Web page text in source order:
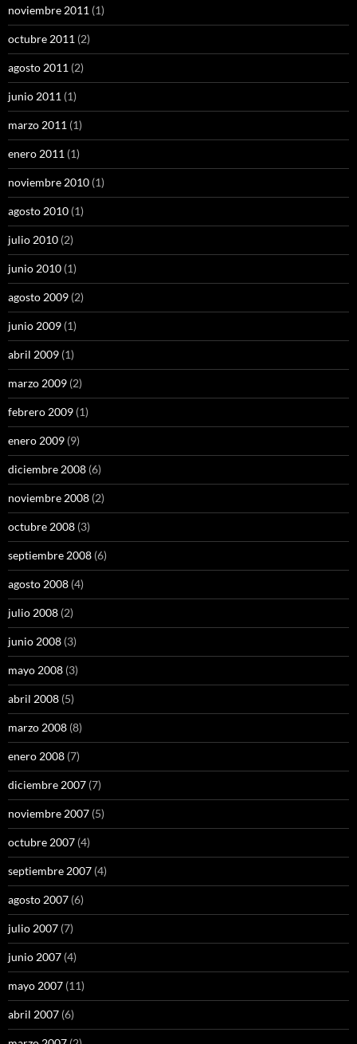
noviembre 2011 (1)
octubre 2011 (2)
agosto 2011 (2)
junio 2011 (1)
marzo 2011 (1)
enero 2011 (1)
noviembre 2010 (1)
agosto 2010 (1)
julio 2010 (2)
junio 2010 (1)
agosto 2009 (2)
junio 2009 (1)
abril 2009 (1)
marzo 2009 (2)
febrero 2009 (1)
enero 2009 (9)
diciembre 2008 (6)
noviembre 2008 (2)
octubre 2008 (3)
septiembre 2008 (6)
agosto 2008 (4)
julio 2008 (2)
junio 2008 (3)
mayo 2008 (3)
abril 2008 (5)
marzo 2008 (8)
enero 2008 (7)
diciembre 2007 (7)
noviembre 2007 (5)
octubre 2007 (4)
septiembre 2007 (4)
agosto 2007 (6)
julio 2007 (7)
junio 2007 (4)
mayo 2007 (11)
abril 2007 (6)